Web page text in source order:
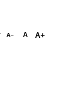
A− A A+